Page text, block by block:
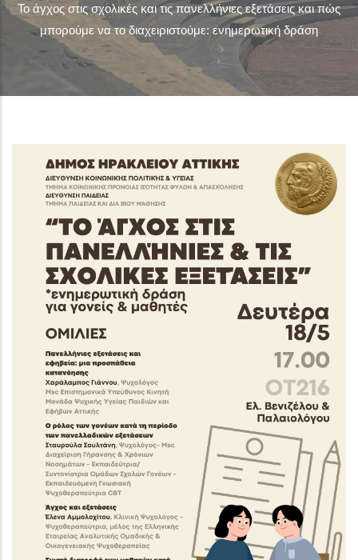
Το άγχος στις σχολικές και τις πανελλήνιες εξετάσεις και πώς
μπορούμε να το διαχειριστούμε: ενημερωτική δράση